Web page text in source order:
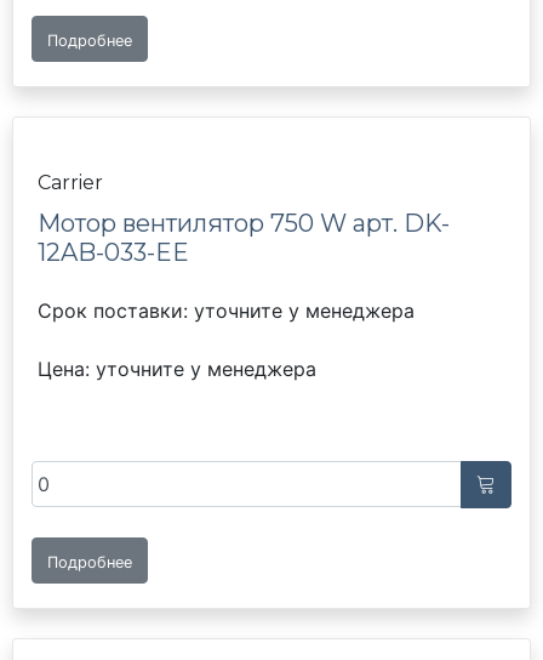
Подробнее
Carrier
Мотор вентилятор 750 W арт. DK-
12AB-033-EE
Срок поставки: уточните у менеджера
Цена: уточните у менеджера
Подробнее